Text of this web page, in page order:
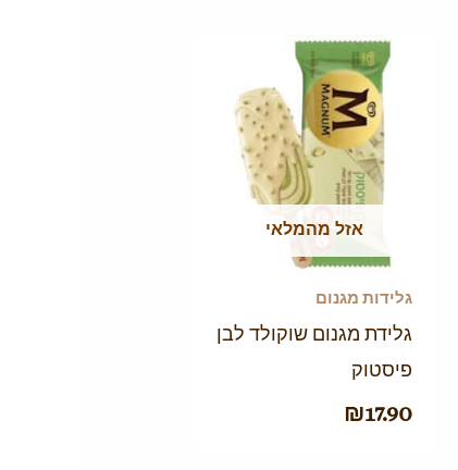
אזל מהמלאי
גלידות מגנום
גלידת מגנום שוקולד לבן
פיסטוק
₪17.90